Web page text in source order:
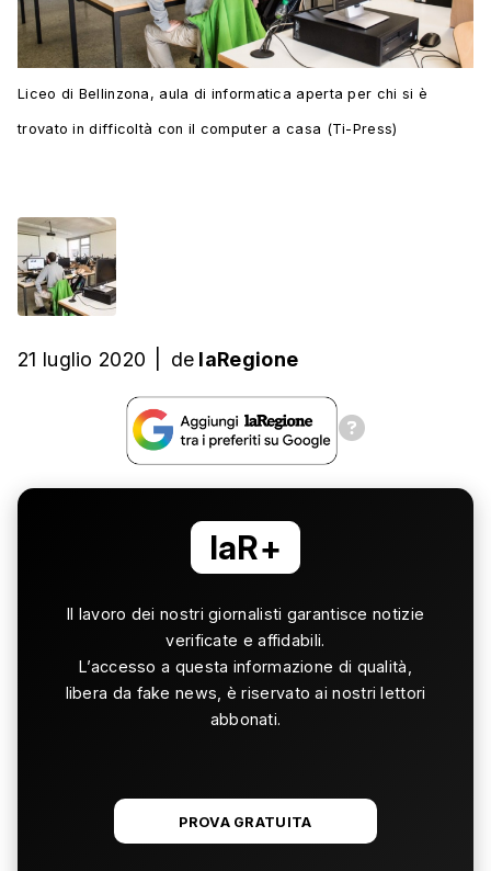
Liceo di Bellinzona, aula di informatica aperta per chi si è
trovato in difficoltà con il computer a casa (Ti-Press)
21 luglio 2020 de laRegione
laR+
Il lavoro dei nostri giornalisti garantisce notizie
verificate e affidabili.
L’accesso a questa informazione di qualità,
libera da fake news, è riservato ai nostri lettori
abbonati.
PROVA GRATUITA